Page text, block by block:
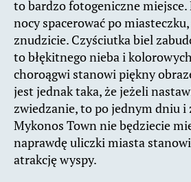
to bardzo fotogeniczne miejsce.
nocy spacerować po
znudzicie. Czyściutka biel
to błękitnego nieba i
choroągwi stanowi piękny
jest jednak taka, że jeżeli
zwiedzanie, to po jednym dniu i
Mykonos Town nie będziecie
naprawdę uliczki miasta
atrakcję wyspy.